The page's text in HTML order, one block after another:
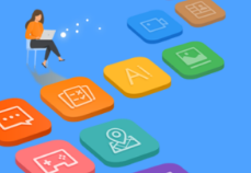
いっ
適